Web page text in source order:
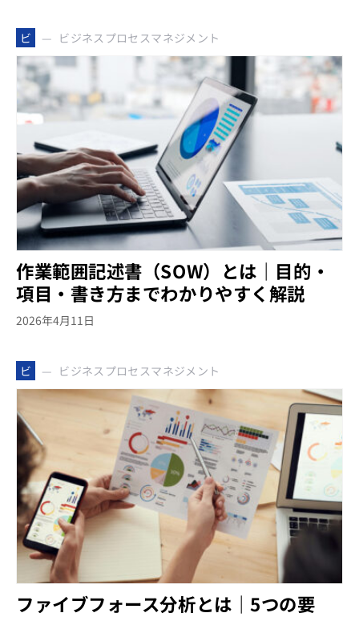
ビ ビジネスプロセスマネジメント
作業範囲記述書（SOW）とは｜目的・
項目・書き方までわかりやすく解説
2026年4月11日
ビ ビジネスプロセスマネジメント
ファイブフォース分析とは｜5つの要